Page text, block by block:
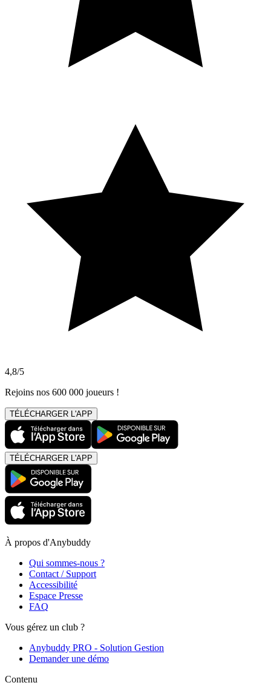
4,8/5
Rejoins nos 600 000 joueurs !
TÉLÉCHARGER L'APP
TÉLÉCHARGER L'APP
À propos d'Anybuddy
Qui sommes-nous ?
Contact / Support
Accessibilité
Espace Presse
FAQ
Vous gérez un club ?
Anybuddy PRO - Solution Gestion
Demander une démo
Contenu